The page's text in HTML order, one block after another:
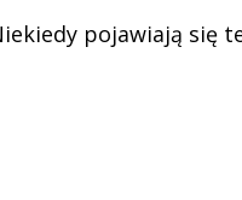
pojawiają się